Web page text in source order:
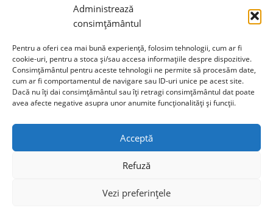
Administrează
consimțământul
Pentru a oferi cea mai bună experiență, folosim tehnologii, cum ar fi
cookie-uri, pentru a stoca și/sau accesa informațiile despre dispozitive.
Consimțământul pentru aceste tehnologii ne permite să procesăm date,
cum ar fi comportamentul de navigare sau ID-uri unice pe acest site.
Dacă nu îți dai consimțământul sau îți retragi consimțământul dat poate
avea afecte negative asupra unor anumite funcționalități și funcții.
Acceptă
Refuză
Vezi preferințele
COMISII SPECIALITATE
HOTĂRÂRI CONSILIUL LOCAL
0241769101